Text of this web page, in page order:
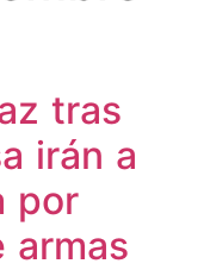
tras
irán a
por
armas